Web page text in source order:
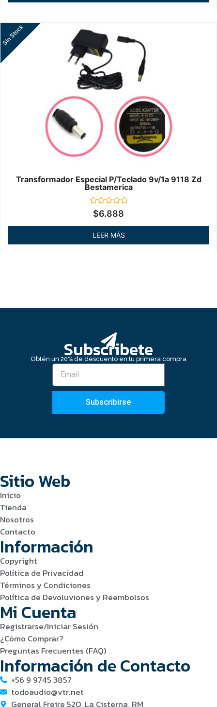
Transformador Especial P/teclado 9v/1a 9118 Zd
Bestamerica
Valorado
en
Sin Stock
$6.888
LEER MÁS
Subscribete
Obtén un 20% de descuento en tu primera compra
Subscribirse
Sitio Web
Inicio
Tienda
Nosotros
Contacto
Información
Copyright
Política de Privacidad
Términos y Condiciones
Política de Devoluviones y Reembolsos
Mi Cuenta
Registrarse/Iniciar Sesión
¿Cómo Comprar?
Preguntas Frecuentes (FAQ)
Información de Contacto
+56 9 9745 3857
todoaudio@vtr.net
General Freire 520, La Cisterna, RM